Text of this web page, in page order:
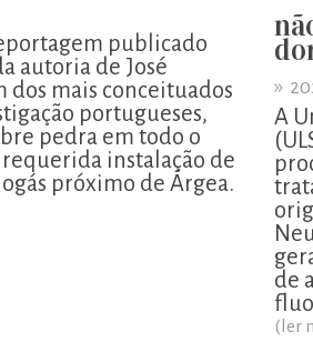
publicado
autoria de José
dos mais conceituados
portugueses,
pedra em todo o
instalação de
próximo de Árgea.
»
A
de
(ler